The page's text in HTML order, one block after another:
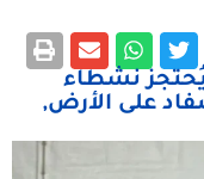
نشطاء
على الأرض,